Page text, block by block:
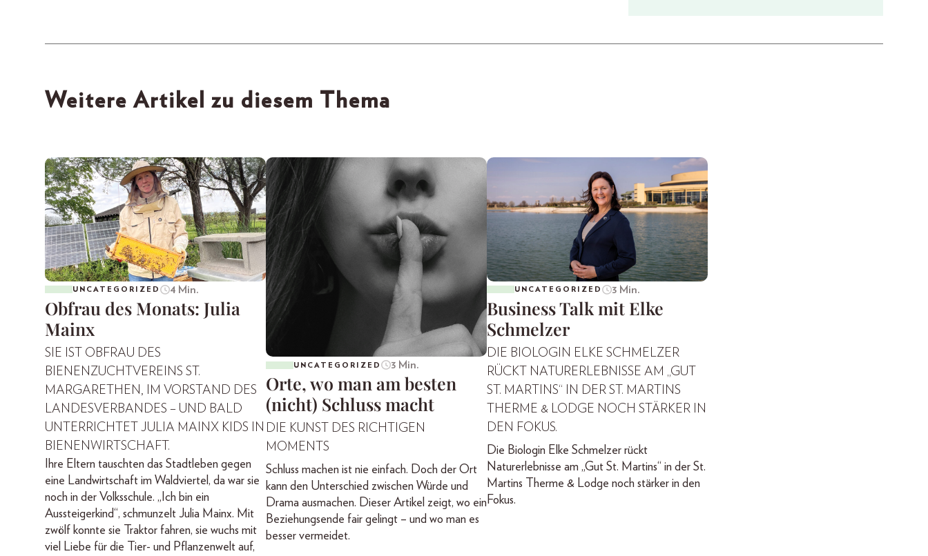
Weitere Artikel zu diesem Thema
UNCATEGORIZED 4 Min.
Obfrau des Monats: Julia
Mainx
SIE IST OBFRAU DES
BIENENZUCHTVEREINS ST.
MARGARETHEN, IM VORSTAND DES
LANDESVERBANDES – UND BALD
UNTERRICHTET JULIA MAINX KIDS IN
BIENENWIRTSCHAFT.
Ihre Eltern tauschten das Stadtleben gegen
eine Landwirtschaft im Waldviertel, da war sie
noch in der Volksschule. „Ich bin ein
Aussteigerkind“, schmunzelt Julia Mainx. Mit
zwölf konnte sie Traktor fahren, sie wuchs mit
viel Liebe für die Tier- und Pflanzenwelt auf,
UNCATEGORIZED 3 Min.
Orte, wo man am besten
(nicht) Schluss macht
DIE KUNST DES RICHTIGEN
MOMENTS
Schluss machen ist nie einfach. Doch der Ort
kann den Unterschied zwischen Würde und
Drama ausmachen. Dieser Artikel zeigt, wo ein
Beziehungsende fair gelingt – und wo man es
besser vermeidet.
UNCATEGORIZED 3 Min.
Business Talk mit Elke
Schmelzer
DIE BIOLOGIN ELKE SCHMELZER
RÜCKT NATURERLEBNISSE AM „GUT
ST. MARTINS“ IN DER ST. MARTINS
THERME & LODGE NOCH STÄRKER IN
DEN FOKUS.
Die Biologin Elke Schmelzer rückt
Naturerlebnisse am „Gut St. Martins“ in der St.
Martins Therme & Lodge noch stärker in den
Fokus.